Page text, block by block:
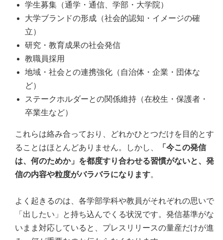
学生募集（通学・通信、学部・大学院）
大学ブランドの形成（社会的認知・イメージの確
立）
研究・教育成果の社会発信
教職員採用
地域・社会との連携強化（自治体・企業・団体な
ど）
ステークホルダーとの関係維持（在校生・保護者・
卒業生など）
これらは絡み合っており、どれかひとつだけを目的とす
ることはほとんどありません。しかし、
「今この発信
は、何のためか」を都度すり合わせる習慣がないと、発
信の内容や粒度がバラバラになります。
よく起きるのは、各学部学科や教員がそれぞれの思いで
「出したい」と持ち込んでくる状況です。発信基準がな
いまま対応していると、プレスリリースの量産だけが進